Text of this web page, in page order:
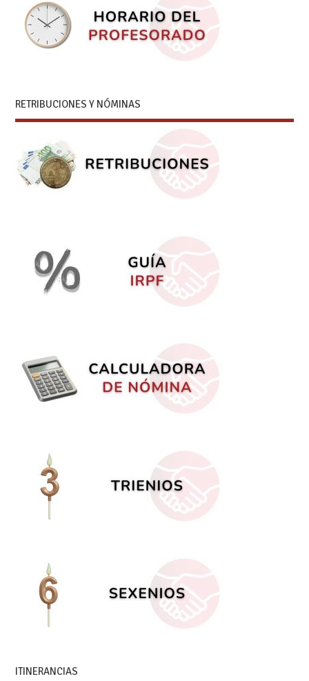
RETRIBUCIONES Y NÓMINAS
ITINERANCIAS